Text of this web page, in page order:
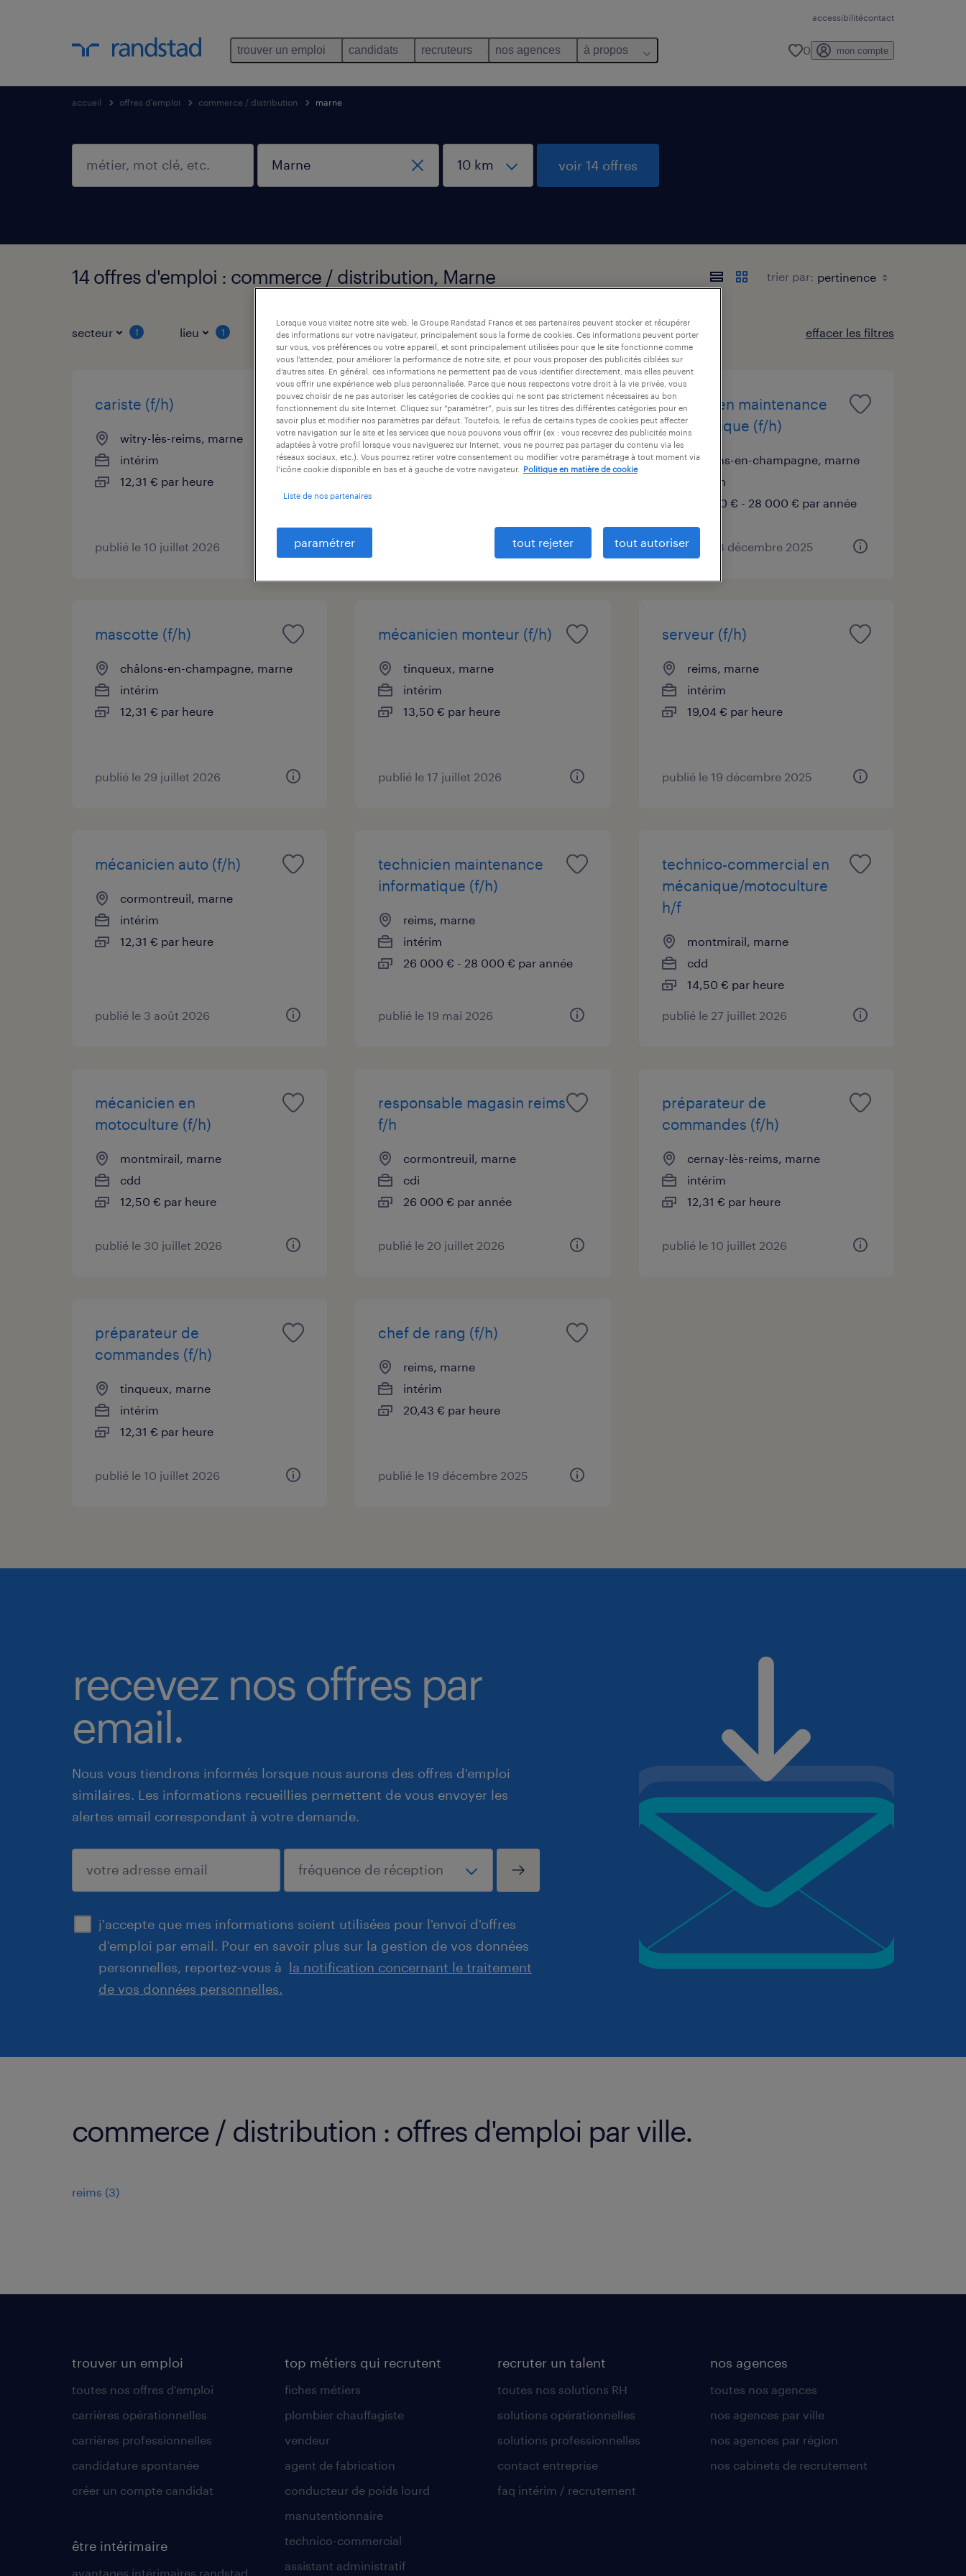
accessibilitécontact
trouver un emploi candidats recruteurs nos agences à propos 0 mon compte
accueil offres d'emploi commerce / distribution marne
voir 14 offres
14 offres d'emploi : commerce / distribution, Marne trier par:
secteur 1 lieu 1 type de contrat durée du contrat niveau d'expérience effacer les filtres
cariste (f/h)
witry-lès-reims, marne
intérim
12,31 € par heure
publié le 10 juillet 2026
agent d'accueil (f/h)
dormans, marne
intérim
technicien maintenance
informatique (f/h)
châlons-en-champagne, marne
intérim
26 000 € - 28 000 € par année
publié le 23 décembre 2025
mascotte (f/h)
châlons-en-champagne, marne
intérim
12,31 € par heure
publié le 29 juillet 2026
mécanicien monteur (f/h)
tinqueux, marne
intérim
13,50 € par heure
publié le 17 juillet 2026
serveur (f/h)
reims, marne
intérim
19,04 € par heure
publié le 19 décembre 2025
mécanicien auto (f/h)
cormontreuil, marne
intérim
12,31 € par heure
publié le 3 août 2026
technicien maintenance
informatique (f/h)
reims, marne
intérim
26 000 € - 28 000 € par année
publié le 19 mai 2026
technico-commercial en
mécanique/motoculture
h/f
montmirail, marne
cdd
14,50 € par heure
publié le 27 juillet 2026
mécanicien en
motoculture (f/h)
montmirail, marne
cdd
12,50 € par heure
publié le 30 juillet 2026
responsable magasin reims
f/h
cormontreuil, marne
cdi
26 000 € par année
publié le 20 juillet 2026
préparateur de
commandes (f/h)
cernay-lès-reims, marne
intérim
12,31 € par heure
publié le 10 juillet 2026
préparateur de
commandes (f/h)
tinqueux, marne
intérim
12,31 € par heure
publié le 10 juillet 2026
chef de rang (f/h)
reims, marne
intérim
20,43 € par heure
publié le 19 décembre 2025
recevez nos offres par
email.
Nous vous tiendrons informés lorsque nous aurons des offres d'emploi
similaires. Les informations recueillies permettent de vous envoyer les
alertes email correspondant à votre demande.
j'accepte que mes informations soient utilisées pour l'envoi d'offres
d'emploi par email. Pour en savoir plus sur la gestion de vos données
personnelles, reportez-vous à la notification concernant le traitement
de vos données personnelles.
enregistrer
commerce / distribution : offres d'emploi par ville.
reims (3)
trouver un emploi
toutes nos offres d'emploi
carrières opérationnelles
carrières professionnelles
candidature spontanée
créer un compte candidat
être intérimaire
avantages intérimaires randstad
top métiers qui recrutent
fiches métiers
plombier chauffagiste
vendeur
agent de fabrication
conducteur de poids lourd
manutentionnaire
technico-commercial
assistant administratif
recruter un talent
toutes nos solutions RH
solutions opérationnelles
solutions professionnelles
contact entreprise
faq intérim / recrutement
nos agences
toutes nos agences
nos agences par ville
nos agences par région
nos cabinets de recrutement
Lorsque vous visitez notre site web, le Groupe Randstad France et ses partenaires peuvent stocker et récupérer
des informations sur votre navigateur, principalement sous la forme de cookies. Ces informations peuvent porter
sur vous, vos préférences ou votre appareil, et sont principalement utilisées pour que le site fonctionne comme
vous l’attendez, pour améliorer la performance de notre site, et pour vous proposer des publicités ciblées sur
d’autres sites. En général, ces informations ne permettent pas de vous identifier directement, mais elles peuvent
vous offrir une expérience web plus personnalisée. Parce que nous respectons votre droit à la vie privée, vous
pouvez choisir de ne pas autoriser les catégories de cookies qui ne sont pas strictement nécessaires au bon
fonctionnement du site Internet. Cliquez sur “paramétrer”, puis sur les titres des différentes catégories pour en
savoir plus et modifier nos paramètres par défaut. Toutefois, le refus de certains types de cookies peut affecter
votre navigation sur le site et les services que nous pouvons vous offrir (ex : vous recevrez des publicités moins
adaptées à votre profil lorsque vous naviguerez sur Internet, vous ne pourrez pas partager du contenu via les
réseaux sociaux, etc.). Vous pourrez retirer votre consentement ou modifier votre paramétrage à tout moment via
l’icône cookie disponible en bas et à gauche de votre navigateur.
Politique en matière de cookie
Liste de nos partenaires
paramétrer tout rejeter tout autoriser